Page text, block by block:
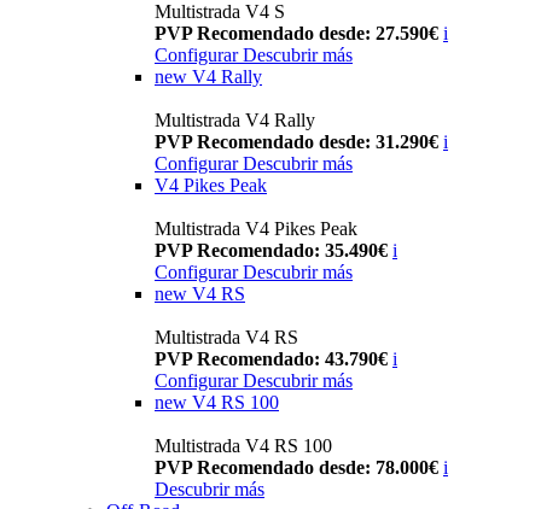
Multistrada V4 S
PVP Recomendado desde: 27.590€ i
Configurar Descubrir más
new V4 Rally
Multistrada V4 Rally
PVP Recomendado desde: 31.290€ i
Configurar Descubrir más
V4 Pikes Peak
Multistrada V4 Pikes Peak
PVP Recomendado: 35.490€ i
Configurar Descubrir más
new V4 RS
Multistrada V4 RS
PVP Recomendado: 43.790€ i
ConfigurarDescubrir más
new V4 RS 100
Multistrada V4 RS 100
PVP Recomendado desde: 78.000€ i
Descubrir más